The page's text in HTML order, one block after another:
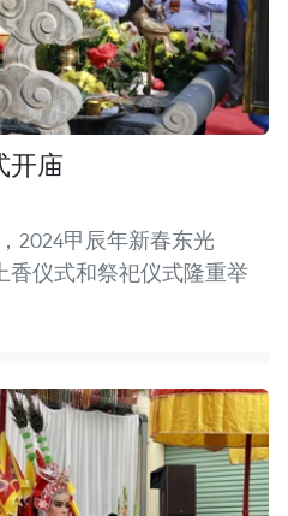
开庙
2024甲辰年新春东光
香仪式和祭祀仪式隆重举